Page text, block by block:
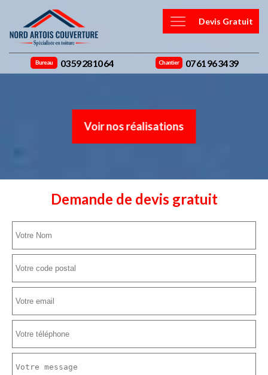
Devis Gratuit
Bureau 03 59 28 10 64 Chantier 07 61 96 34 39
Voir nos réalisations
Demande de devis gratuit